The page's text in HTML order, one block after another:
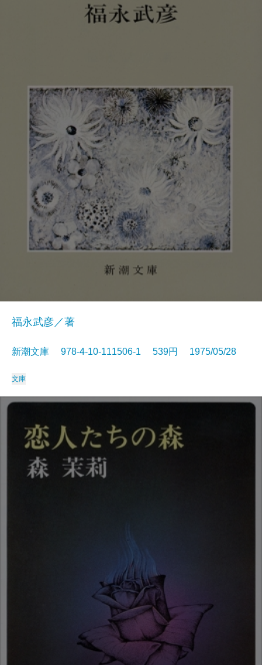
福永武彦／著
新潮文庫 978-4-10-111506-1 539円 1975/05/28
文庫